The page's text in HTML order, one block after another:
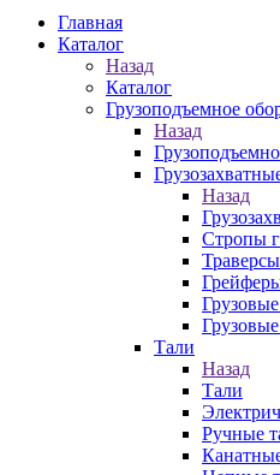
Главная
Каталог
Назад
Каталог
Грузоподъемное
Назад
Назад
Стропы
Тали
Назад
Тали
Ручные